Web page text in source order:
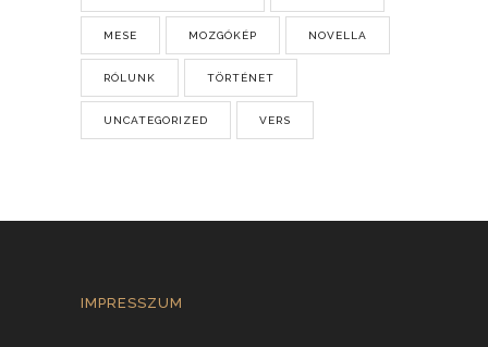
MESE MOZGÓKÉP NOVELLA
RÓLUNK TÖRTÉNET
UNCATEGORIZED VERS
IMPRESSZUM